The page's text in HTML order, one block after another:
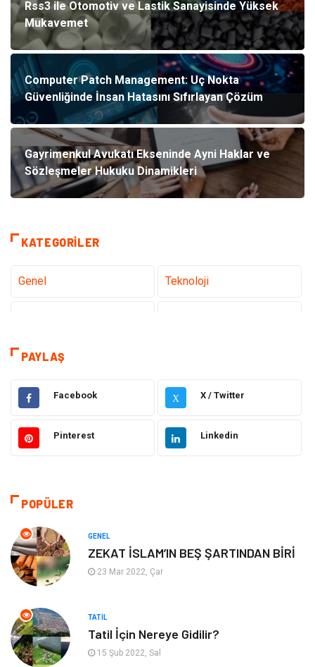
Rss3 ile Otomotiv ve Lastik Sanayisinde Yüksek
Mukavemet
Computer Patch Management: Uç Nokta
Güvenliğinde İnsan Hatasını Sıfırlayan Çözüm
Gayrimenkul Avukatı Ekseninde Ayni Haklar ve
Sözleşmeler Hukuku Dinamikleri
KATEGORILER
Genel Teknoloji
Tatil
Bakım Güzellik Yeme İçme
Elektrik Elektronik Giyim
Hukuk
Aksesuar
Organizasyon
Spor
Bebek Giyim Mobilya
PAYLAŞ
Facebook X X / Twitter
Pinterest Linkedin
POPÜLER
GENEL
ZEKAT İSLAM’IN BEŞ ŞARTINDAN BİRİ
23 Mar 2022, Çar
TATIL
Tatil İçin Nereye Gidilir?
15 Şub 2022, Sal